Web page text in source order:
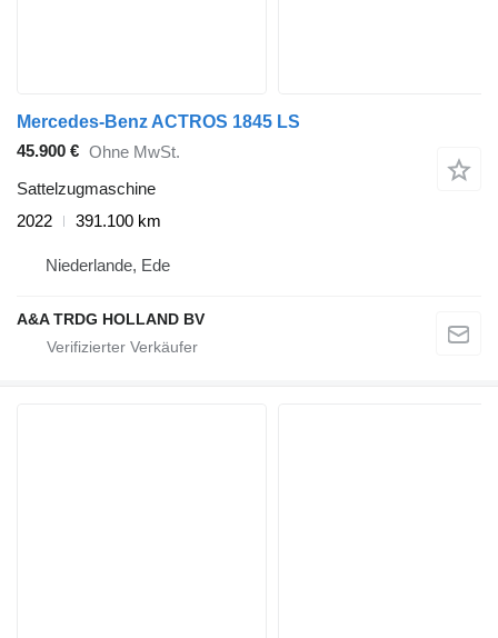
Mercedes-Benz ACTROS 1845 LS
45.900 € Ohne MwSt.
Sattelzugmaschine
2022
391.100 km
Niederlande, Ede
A&A TRDG HOLLAND BV